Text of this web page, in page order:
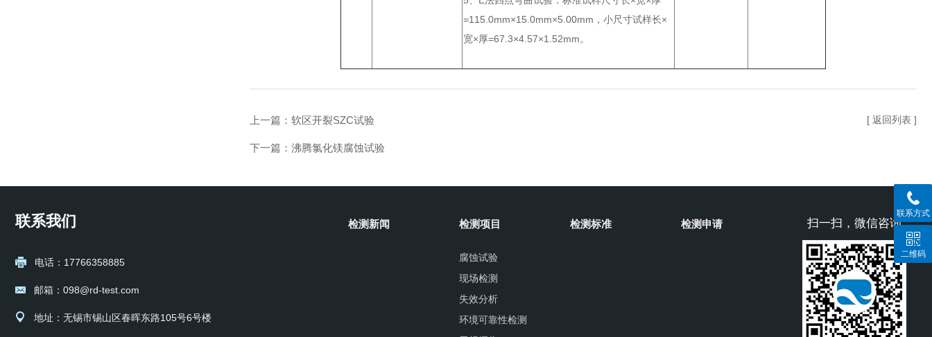
=115.0mm×15.0mm×5.00mm，小尺寸试样长×
宽×厚=67.3×4.57×1.52mm。
上一篇： 软区开裂SZC试验
下一篇： 沸腾氯化镁腐蚀试验
[ 返回列表 ]
联系我们
电话：17766358885
邮箱：098@rd-test.com
地址：无锡市锡山区春晖东路105号6号楼
扫一扫，微信咨询
检测新闻 检测项目
腐蚀试验
现场检测
失效分析
环境可靠性检测
检测标准 检测申请
联系方式
二维码